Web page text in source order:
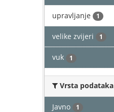
upravljanje 1
velike zvijeri 1
vuk 1
Vrsta podataka
Javno 1